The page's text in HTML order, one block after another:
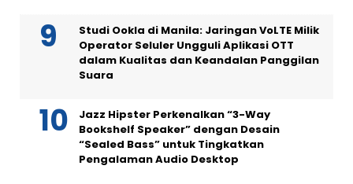
Studi Ookla di Manila: Jaringan VoLTE Milik
Operator Seluler Ungguli Aplikasi OTT
dalam Kualitas dan Keandalan Panggilan
Suara
Jazz Hipster Perkenalkan “3-Way
Bookshelf Speaker” dengan Desain
“Sealed Bass” untuk Tingkatkan
Pengalaman Audio Desktop